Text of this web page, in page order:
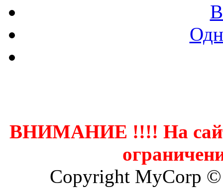
ВНИМАНИЕ !!!! На
Copyright MyCorp